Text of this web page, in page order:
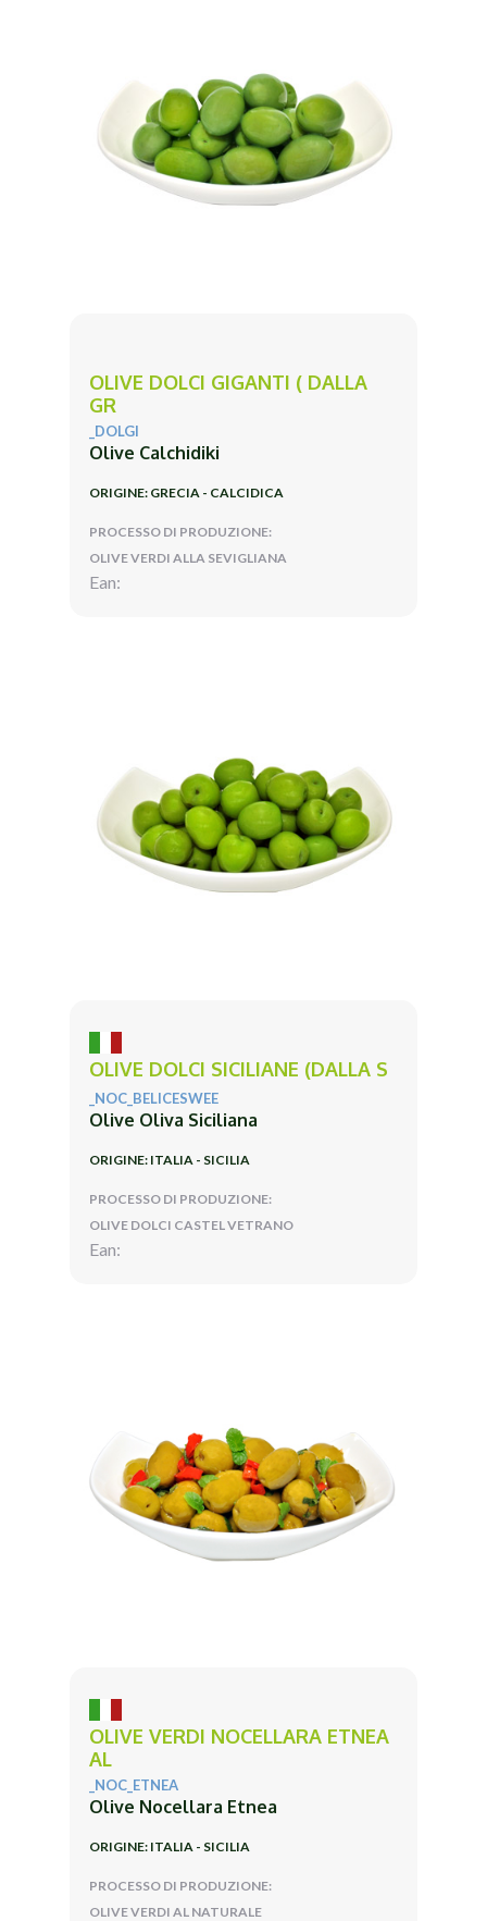
OLIVE DOLCI GIGANTI ( DALLA
GR
_DOLGI
Olive Calchidiki
ORIGINE: GRECIA - CALCIDICA
PROCESSO DI PRODUZIONE:
OLIVE VERDI ALLA SEVIGLIANA
Ean:
OLIVE DOLCI SICILIANE (DALLA S
_NOC_BELICESWEE
Olive Oliva Siciliana
ORIGINE: ITALIA - SICILIA
PROCESSO DI PRODUZIONE:
OLIVE DOLCI CASTEL VETRANO
Ean:
OLIVE VERDI NOCELLARA ETNEA
AL
_NOC_ETNEA
Olive Nocellara Etnea
ORIGINE: ITALIA - SICILIA
PROCESSO DI PRODUZIONE:
OLIVE VERDI AL NATURALE